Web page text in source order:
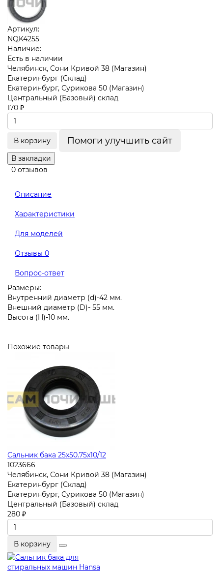
Артикул:
NQK4255
Наличие:
Есть в наличии
Челябинск, Сони Кривой 38 (Магазин)
Екатеринбург (Склад)
Екатеринбург, Сурикова 50 (Магазин)
Центральный (Базовый) склад
170 ₽
В корзину Помоги улучшить сайт
В закладки
0 отзывов
Описание
Характеристики
Для моделей
Отзывы 0
Вопрос-ответ
Размеры:
Внутренний диаметр (d)-42 мм.
Внешний диаметр (D)- 55 мм.
Высота (H)-10 мм.
Похожие товары
Сальник бака 25x50.75x10/12
1023666
Челябинск, Сони Кривой 38 (Магазин)
Екатеринбург (Склад)
Екатеринбург, Сурикова 50 (Магазин)
Центральный (Базовый) склад
280 ₽
В корзину